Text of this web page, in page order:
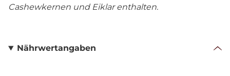
Cashewkernen und Eiklar enthalten.
Nährwertangaben